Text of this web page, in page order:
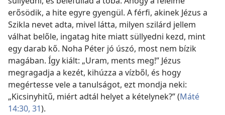
erősödik, a hite egyre gyengül. A férfi, akinek Jézus a
Szikla nevet adta, mivel látta, milyen szilárd jellem
válhat belőle, ingatag hite miatt süllyedni kezd, mint
egy darab kő. Noha Péter jó úszó, most nem bízik
magában. Így kiált: „Uram, ments meg!” Jézus
megragadja a kezét, kihúzza a vízből, és hogy
megértesse vele a tanulságot, ezt mondja neki:
„Kicsinyhitű, miért adtál helyet a kételynek?” (Máté
14:30, 31).